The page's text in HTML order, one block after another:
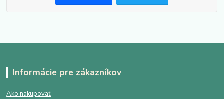
Informácie pre zákazníkov
Ako nakupovať